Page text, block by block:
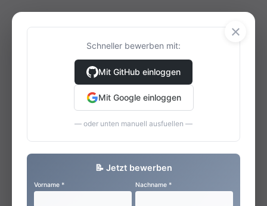
×
Schneller bewerben mit:
Mit GitHub einloggen
Mit Google einloggen
— oder unten manuell ausfuellen —
📝 Jetzt bewerben
Vorname * Nachname *